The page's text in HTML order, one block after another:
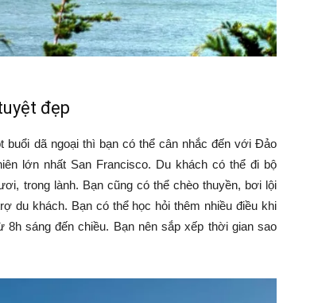
đẹp
buổi dã ngoại thì bạn có thể cân nhắc đến với Đảo
lớn nhất San Francisco. Du khách có thể đi bộ
trong lành. Bạn cũng có thể chèo thuyền, bơi lội
du khách. Bạn có thể học hỏi thêm nhiều điều khi
sáng đến chiều. Bạn nên sắp xếp thời gian sao